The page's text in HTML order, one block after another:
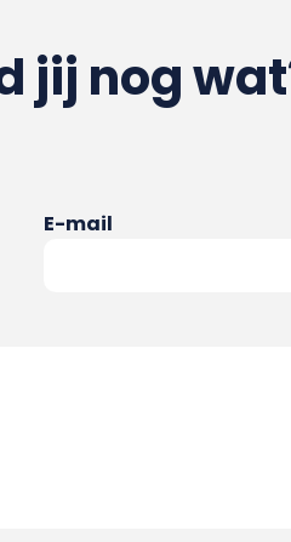
jij nog
E-mail